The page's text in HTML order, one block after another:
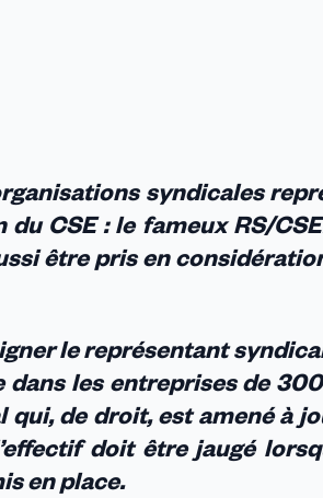
syndicales
CSE : le fameux RS/
être pris en
le représentant
les entreprises de
qui, de droit, est amené à
doit être jaugé
en place.